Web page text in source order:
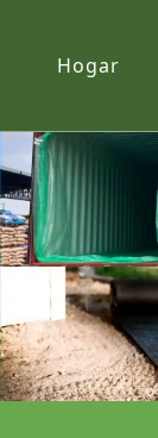
Hogar